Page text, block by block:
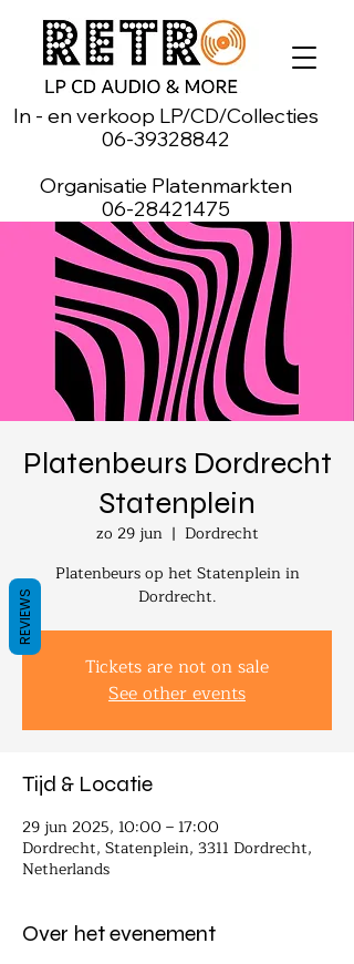
In - en verkoop LP/CD/Collecties
06-39328842
Organisatie Platenmarkten
06-28421475
Platenbeurs Dordrecht
Statenplein
zo 29 jun
  |
Dordrecht
Platenbeurs op het Statenplein in
Dordrecht.
Tickets are not on sale
See other events
Tijd & Locatie
29 jun 2025, 10:00 – 17:00
Dordrecht, Statenplein, 3311 Dordrecht,
Netherlands
Over het evenement
REVIEWS